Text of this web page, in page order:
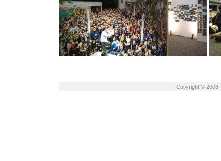
Copyright © 2006